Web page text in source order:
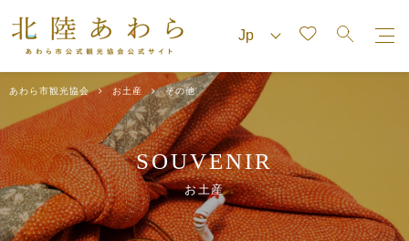
あわら市観光協会 お土産 その他
SOUVENIR
お土産